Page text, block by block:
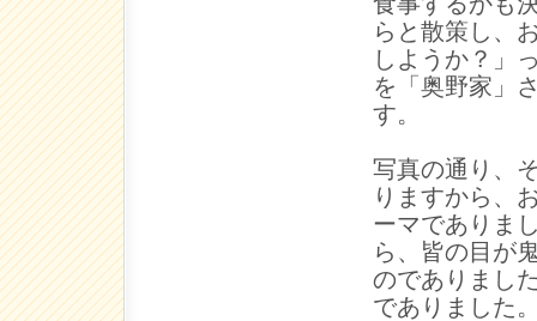
らと散策し、
しようか？」
を「奥野家」
す。
写真の通り、
りますから、
ーマでありま
ら、皆の目が
のでありまし
でありました